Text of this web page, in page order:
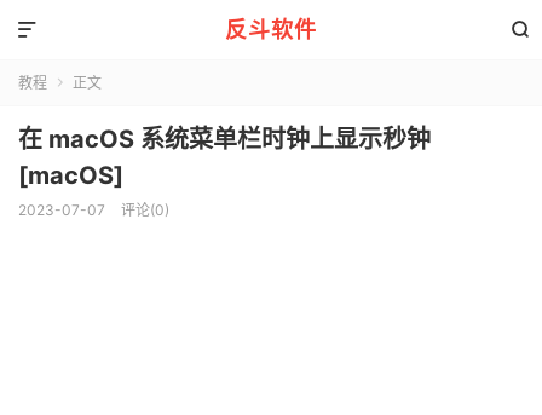
反斗软件 

教程  正文
在 macOS 系统菜单栏时钟上显示秒钟
[macOS]
2023-07-07 评论(0)